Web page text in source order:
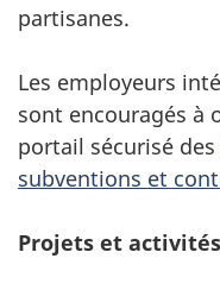
partisanes.
Les employeurs
sont encouragés à
portail sécurisé des
subventions et
Projets et